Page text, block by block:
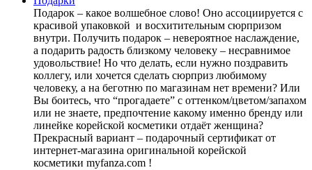
Подарок – какое волшебное слово! Оно ассоциируется с
красивой упаковкой и восхитительным сюрпризом
внутри. Получить подарок – невероятное наслаждение,
а подарить радость близкому человеку – несравнимое
удовольствие! Но что делать, если нужно поздравить
коллегу, или хочется сделать сюрприз любимому
человеку, а на беготню по магазинам нет времени? Или
Вы боитесь, что “прогадаете” с оттенком/цветом/запахом
или не знаете, предпочтение какому именно бренду или
линейке корейской косметики отдаёт женщина?
Прекрасный вариант – подарочный сертификат от
интернет-магазина оригинальной корейской
косметики myfanza.com !